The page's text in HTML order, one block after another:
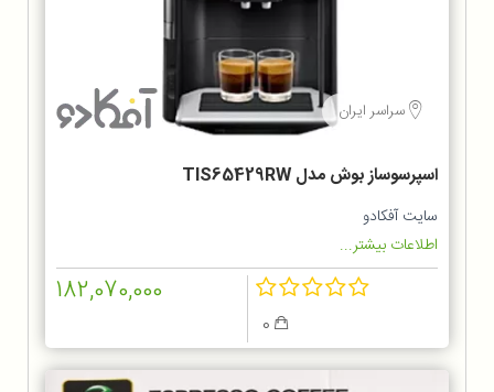
سراسر ایران
اسپرسوساز بوش مدل TIS65429RW
سایت آفکادو
اطلاعات بیشتر...
182,070,000